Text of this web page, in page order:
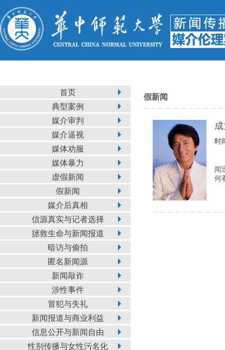
首页
典型案例
媒介审判
媒介逼视
媒体劝服
媒体暴力
虚假新闻
假新闻
媒介后真相
信源真实与记者选择
拯救生命与新闻报道
暗访与偷拍
匿名新闻源
新闻敲诈
涉性事件
冒犯与失礼
新闻报道与商业利益
信息公开与新闻自由
性别传播与女性污名化
假新闻
时
闻
何